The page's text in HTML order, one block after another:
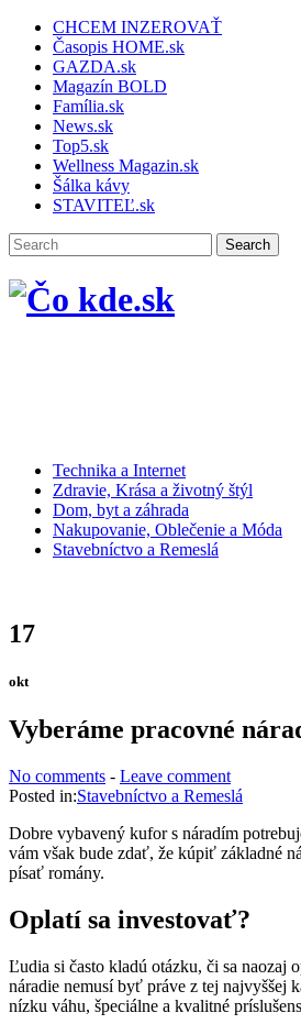
CHCEM INZEROVAŤ
Časopis HOME.sk
GAZDA.sk
Magazín BOLD
Família.sk
News.sk
Top5.sk
Wellness Magazin.sk
Šálka kávy
STAVITEĽ.sk
Technika a Internet
Zdravie, Krása a životný štýl
Dom, byt a záhrada
Nakupovanie, Oblečenie a Móda
Stavebníctvo a Remeslá
17
okt
Vyberáme pracovné
No comments - Leave comment
Posted in:Stavebníctvo a Remeslá
Dobre vybavený kufor s náradím
vám však bude zdať, že kúpiť základné
písať romány.
Oplatí sa investovať?
Ľudia si často kladú otázku, či sa naozaj
náradie nemusí byť práve z tej najvyššej
nízku váhu, špeciálne a kvalitné